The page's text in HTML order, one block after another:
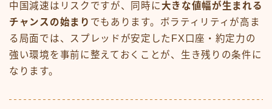
中国減速はリスクですが、同時に大きな値幅が生まれる
チャンスの始まり でもあります。ボラティリティが高ま
る局面では、スプレッドが安定したFX口座・約定力の
強い環境を事前に整えておくことが、生き残りの条件に
なります。